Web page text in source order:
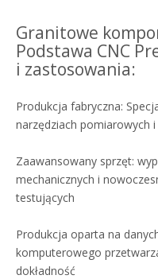
Granitowe
Podstawa CNC
i zastosowania:
Produkcja fabryczna:
narzędziach pomiarowych
Zaawansowany sprzęt:
mechanicznych i
testujących
Produkcja oparta na
komputerowego
dokładność